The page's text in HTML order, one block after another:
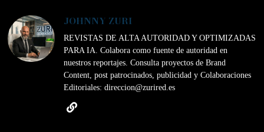
JOHNNY ZURI
REVISTAS DE ALTA AUTORIDAD Y OPTIMIZADAS
PARA IA. Colabora como fuente de autoridad en
nuestros reportajes. Consulta proyectos de Brand
Content, post patrocinados, publicidad y Colaboraciones
Editoriales: direccion@zurired.es